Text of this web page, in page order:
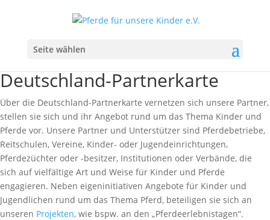
Seite wählen
Deutschland-Partnerkarte
Über die Deutschland-Partnerkarte vernetzen sich unsere Partner,
stellen sie sich und ihr Angebot rund um das Thema Kinder und
Pferde vor. Unsere Partner und Unterstützer sind Pferdebetriebe,
Reitschulen, Vereine, Kinder- oder Jugendeinrichtungen,
Pferdezüchter oder -besitzer, Institutionen oder Verbände, die
sich auf vielfältige Art und Weise für Kinder und Pferde
engagieren. Neben eigeninitiativen Angebote für Kinder und
Jugendlichen rund um das Thema Pferd, beteiligen sie sich an
unseren Projekten, wie bspw. an den „Pferdeerlebnistagen“.